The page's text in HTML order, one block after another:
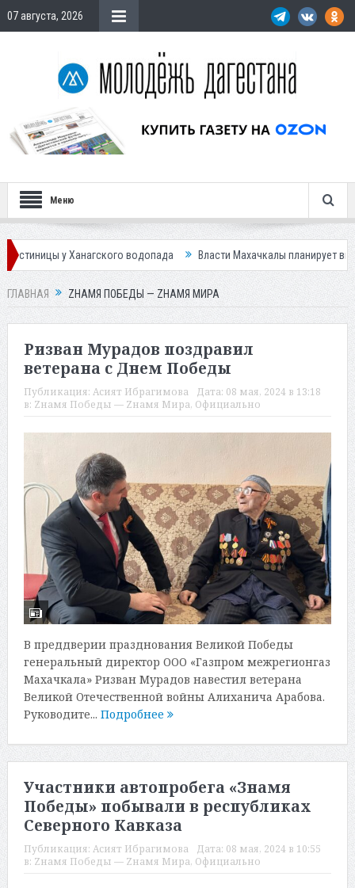
07 августа, 2026
Меню
водопада Власти Махачкалы планирует внедрить новую
ГЛАВНАЯ ZНАМЯ ПОБЕДЫ — ZНАМЯ МИРА
Ризван Мурадов поздравил
ветерана с Днем Победы
Публикация: Асият Ибрагимова Дата: 08 мая, 2024 в 13:18
в: Zнамя Победы — Zнамя Мира, Официально
В преддверии празднования Великой Победы
генеральный директор ООО «Газпром межрегионгаз
Махачкала» Ризван Мурадов навестил ветерана
Великой Отечественной войны Алиханича Арабова.
Руководите... Подробнее
Участники автопробега «Знамя
Победы» побывали в республиках
Северного Кавказа
Публикация: Асият Ибрагимова Дата: 08 мая, 2024 в 10:55
в: Zнамя Победы — Zнамя Мира, Официально